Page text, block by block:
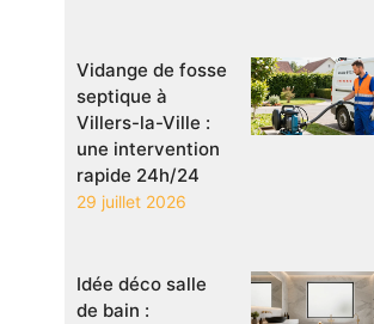
Vidange de fosse
septique à
Villers-la-Ville :
une intervention
rapide 24h/24
29 juillet 2026
Idée déco salle
de bain :